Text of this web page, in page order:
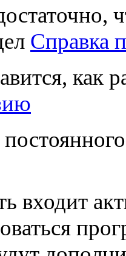
Справка
как
входит